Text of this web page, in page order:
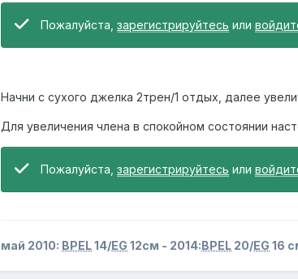
Пожалуйста, зарегистрируйтесь или
Начни с сухого джелка 2трен/1 отдых, далее
Для увеличения члена в спокойном состоянии
Пожалуйста, зарегистрируйтесь или
май 2010: BPEL14/EG 12см - 2014:BPEL 20/EG 16